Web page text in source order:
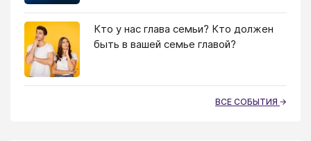
Кто у нас глава семьи? Кто должен
быть в вашей семье главой?
ВСЕ СОБЫТИЯ